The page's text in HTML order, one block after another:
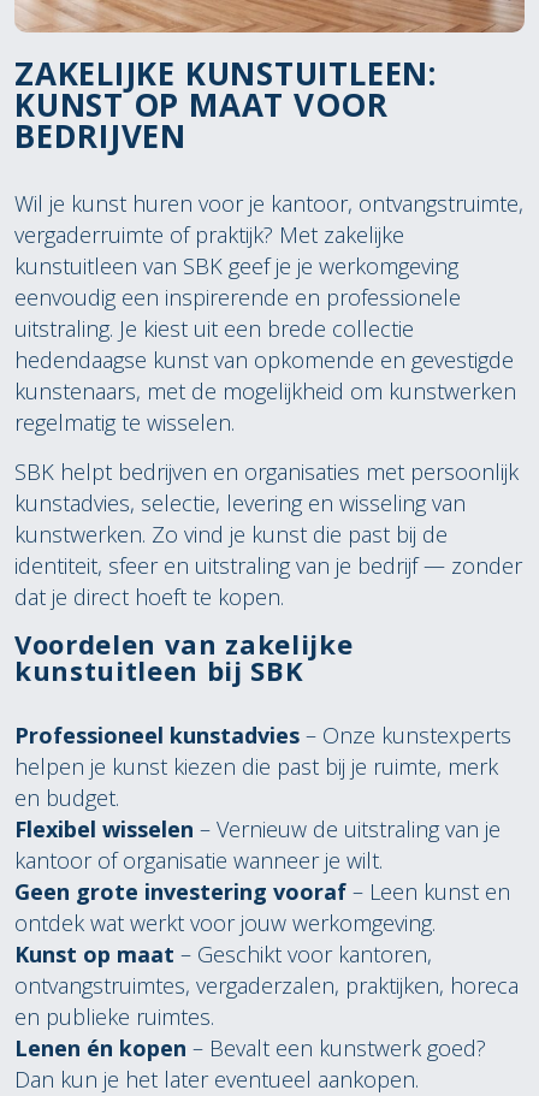
ZAKELIJKE KUNSTUITLEEN:
KUNST OP MAAT VOOR
BEDRIJVEN
Wil je kunst huren voor je kantoor, ontvangstruimte,
vergaderruimte of praktijk? Met zakelijke
kunstuitleen van SBK geef je je werkomgeving
eenvoudig een inspirerende en professionele
uitstraling. Je kiest uit een brede collectie
hedendaagse kunst van opkomende en gevestigde
kunstenaars, met de mogelijkheid om kunstwerken
regelmatig te wisselen.
SBK helpt bedrijven en organisaties met persoonlijk
kunstadvies, selectie, levering en wisseling van
kunstwerken. Zo vind je kunst die past bij de
identiteit, sfeer en uitstraling van je bedrijf — zonder
dat je direct hoeft te kopen.
Voordelen van zakelijke
kunstuitleen bij SBK
Professioneel kunstadvies – Onze kunstexperts
helpen je kunst kiezen die past bij je ruimte, merk
en budget.
Flexibel wisselen – Vernieuw de uitstraling van je
kantoor of organisatie wanneer je wilt.
Geen grote investering vooraf – Leen kunst en
ontdek wat werkt voor jouw werkomgeving.
Kunst op maat – Geschikt voor kantoren,
ontvangstruimtes, vergaderzalen, praktijken, horeca
en publieke ruimtes.
Lenen én kopen – Bevalt een kunstwerk goed?
Dan kun je het later eventueel aankopen.